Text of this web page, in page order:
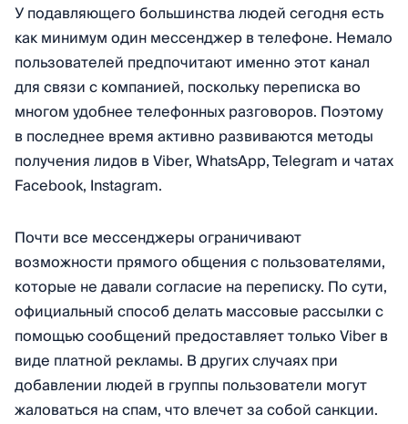
У подавляющего большинства людей сегодня есть
как минимум один мессенджер в телефоне. Немало
пользователей предпочитают именно этот канал
для связи с компанией, поскольку переписка во
многом удобнее телефонных разговоров. Поэтому
в последнее время активно развиваются методы
получения лидов в Viber, WhatsApp, Telegram и чатах
Facebook, Instagram.
Почти все мессенджеры ограничивают
возможности прямого общения с пользователями,
которые не давали согласие на переписку. По сути,
официальный способ делать массовые рассылки с
помощью сообщений предоставляет только Viber в
виде платной рекламы. В других случаях при
добавлении людей в группы пользователи могут
жаловаться на спам, что влечет за собой санкции.